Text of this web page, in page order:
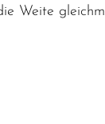
Weite